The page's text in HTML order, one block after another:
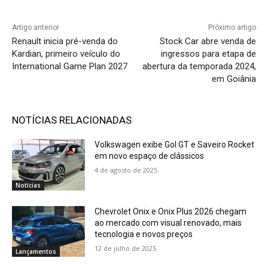
Artigo anterior
Renault inicia pré-venda do
Kardian, primeiro veículo do
International Game Plan 2027
Próximo artigo
Stock Car abre venda de
ingressos para etapa de
abertura da temporada 2024,
em Goiânia
NOTÍCIAS RELACIONADAS
Notícias
Volkswagen exibe Gol GT e Saveiro Rocket
em novo espaço de clássicos
4 de agosto de 2025
Lançamentos
Chevrolet Onix e Onix Plus 2026 chegam
ao mercado com visual renovado, mais
tecnologia e novos preços
12 de julho de 2025